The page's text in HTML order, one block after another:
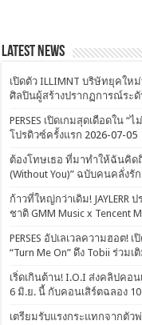
Latest News
เปิดตัว ILLIMNT บริษัทยุคให
ศิลปินผู้สร้างปรากฏการณ์ระดั
PERSES เปิดเกมสุดเดือดใน “
โปรดิวซ์ครั้งแรก 2026-07-05
ต้องโทษเธอ ที่มาทำให้ฉันคิด
(Without You)” ฉบับคนคลั่งรัก
ก้าวที่ใหญ่กว่าเดิม! JAYLERR
ชาติ GMM Music x Tencent
PERSES อัปเลเวลความฮอต
“Turn Me On” ดึง Tobii ร่วม
เริ่ดเกินต้าน! I.O.I ส่งคลิปคอ
6 มิ.ย. นี้ กับคอนเสิร์ตฉลอง
เตรียมรับแรงกระแทกจากตัว